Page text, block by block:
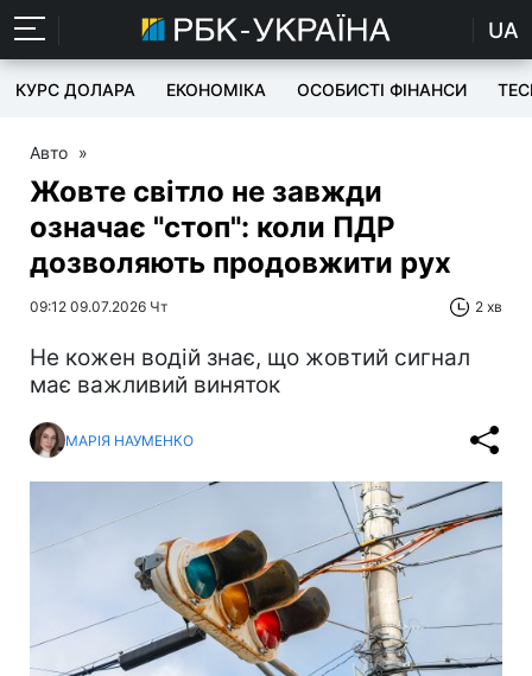
UA
КУРС ДОЛАРА ЕКОНОМІКА ОСОБИСТІ ФІНАНСИ
Авто »
Жовте світло не завжди
означає "стоп": коли ПДР
дозволяють продовжити рух
09:12 09.07.2026 Чт 2 хв
Не кожен водій знає, що жовтий сигнал
має важливий виняток
МАРІЯ НАУМЕНКО